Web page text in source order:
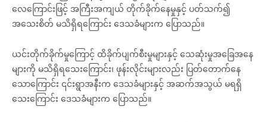
လေကြောင်းဖြင့် အကြီးအကျယ် တိုက်ခိုက်နေမှုနှင့် ပတ်သက်၍
အသေးစိတ် မသိရှိရကြောင်း ဒေသခံများက ပြောသည်။
ယင်းတိုက်ခိုက်မှုကြောင့် ထိခိုက်ပျက်စီးမှုများနှင့် သေဆုံးမှုအခြေအနေ
များကို မသိရှိရသေးကြောင်း၊ ဖုန်းလိုင်းများလည်း ပြတ်တောက်နေ
သောကြောင်း ၎င်းရွာအနီးက ဒေသခံများနှင့် အဆက်အသွယ် မရရှိ
သေးကြောင်း ဒေသခံများက ပြောသည်။